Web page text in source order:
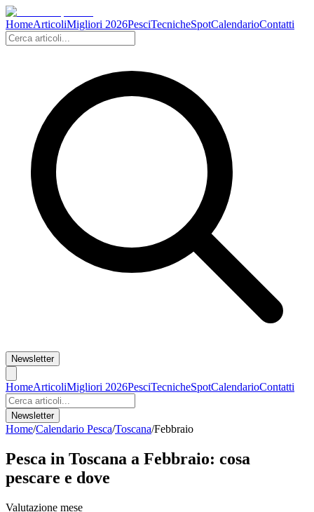
HomeArticoliMigliori 2026PesciTecnicheSpotCalendarioContatti
Newsletter
HomeArticoliMigliori 2026PesciTecnicheSpotCalendarioContatti
Newsletter
Home/Calendario Pesca/Toscana/Febbraio
Pesca in Toscana a Febbraio: cosa
pescare e dove
Valutazione mese